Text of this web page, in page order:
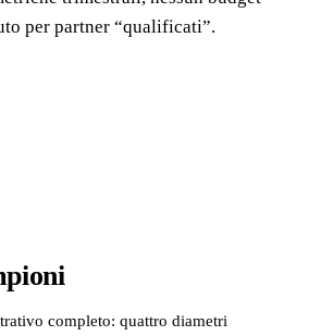
per partner “qualificati”.
completo: quattro diametri